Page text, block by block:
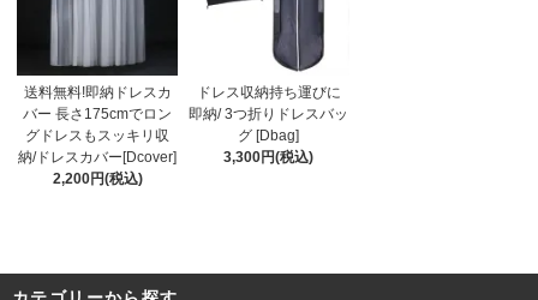
送料無料!即納ドレスカ
バー 長さ175cmでロン
グドレスもスッキリ収
納/ドレスカバー[Dcover]
2,200円(税込)
ドレス収納持ち運びに
即納/ 3つ折りドレスバッ
グ [Dbag]
3,300円(税込)